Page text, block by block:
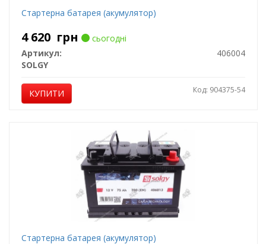
Стартерна батарея (акумулятор)
4 620 грн
сьогодні
Артикул:
406004
SOLGY
КУПИТИ Код: 904375-54
Стартерна батарея (акумулятор)